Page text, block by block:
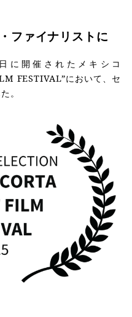
ファイナリストに
に開催されたメキシコ
FESTIVAL”において、セ
。